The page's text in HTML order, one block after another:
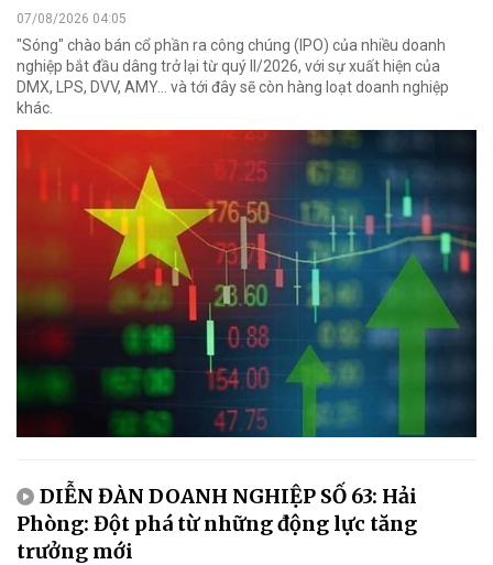
07/08/2026 04:05
"Sóng" chào bán cổ phần ra công chúng (IPO) của nhiều doanh
nghiệp bắt đầu dâng trở lại từ quý II/2026, với sự xuất hiện của
DMX, LPS, DVV, AMY... và tới đây sẽ còn hàng loạt doanh nghiệp
khác.
DIỄN ĐÀN DOANH NGHIỆP SỐ 63: Hải
Phòng: Đột phá từ những động lực tăng
trưởng mới